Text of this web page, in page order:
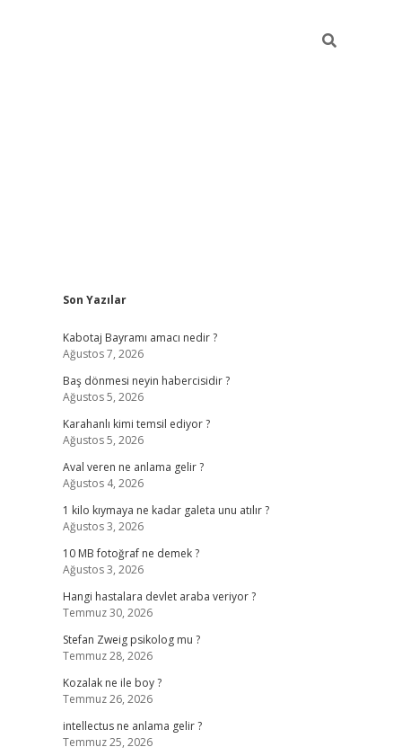
Sidebar
Son Yazılar
Kabotaj Bayramı amacı nedir ?
Ağustos 7, 2026
Baş dönmesi neyin habercisidir ?
Ağustos 5, 2026
Karahanlı kimi temsil ediyor ?
Ağustos 5, 2026
Aval veren ne anlama gelir ?
Ağustos 4, 2026
1 kilo kıymaya ne kadar galeta unu atılır ?
Ağustos 3, 2026
10 MB fotoğraf ne demek ?
Ağustos 3, 2026
Hangi hastalara devlet araba veriyor ?
Temmuz 30, 2026
Stefan Zweig psikolog mu ?
Temmuz 28, 2026
Kozalak ne ile boy ?
Temmuz 26, 2026
intellectus ne anlama gelir ?
Temmuz 25, 2026
ilbetvd casino giriş